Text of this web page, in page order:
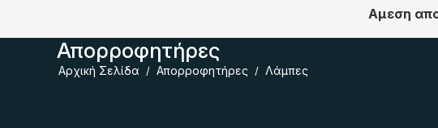
Αμεση
Αρχική Σελίδα / Απορροφητήρες / Λάμπες
Απορροφητήρες